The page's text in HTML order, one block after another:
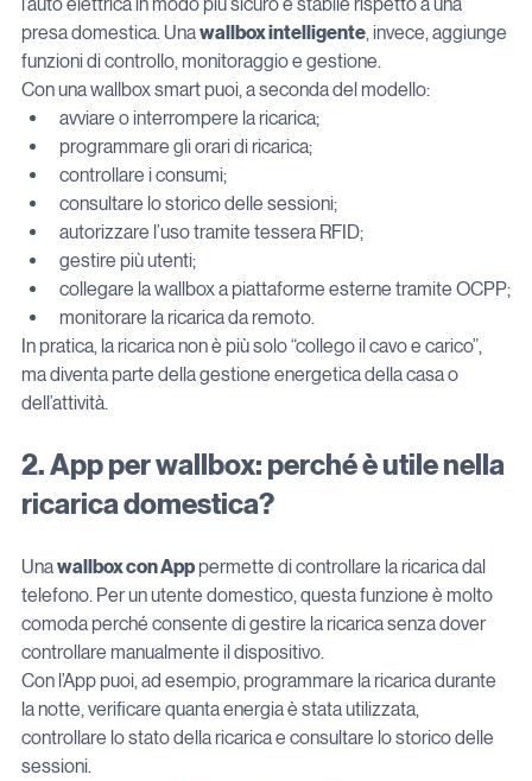
presa domestica. Una wallbox intelligente, invece, aggiunge
funzioni di controllo, monitoraggio e gestione.
Con una wallbox smart puoi, a seconda del modello:
avviare o interrompere la ricarica;
programmare gli orari di ricarica;
controllare i consumi;
consultare lo storico delle sessioni;
autorizzare l’uso tramite tessera RFID;
gestire più utenti;
collegare la wallbox a piattaforme esterne tramite OCPP;
monitorare la ricarica da remoto.
In pratica, la ricarica non è più solo “collego il cavo e carico”,
ma diventa parte della gestione energetica della casa o
dell’attività.
2. App per wallbox: perché è utile nella
ricarica domestica?
Una wallbox con App permette di controllare la ricarica dal
telefono. Per un utente domestico, questa funzione è molto
comoda perché consente di gestire la ricarica senza dover
controllare manualmente il dispositivo.
Con l’App puoi, ad esempio, programmare la ricarica durante
la notte, verificare quanta energia è stata utilizzata,
controllare lo stato della ricarica e consultare lo storico delle
sessioni.